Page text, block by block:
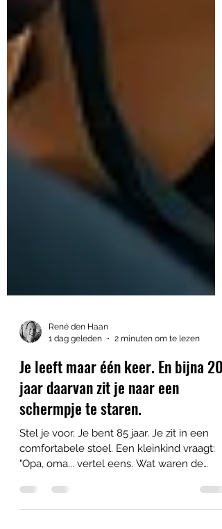
René den Haan
1 dag geleden
Je leeft maar één keer. En bijna 20
jaar daarvan zit je naar een
schermpje te staren.
comfortabele stoel. Een kleinkind vraagt: